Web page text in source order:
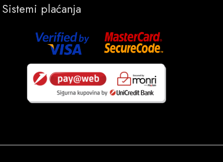
Sistemi plaćanja